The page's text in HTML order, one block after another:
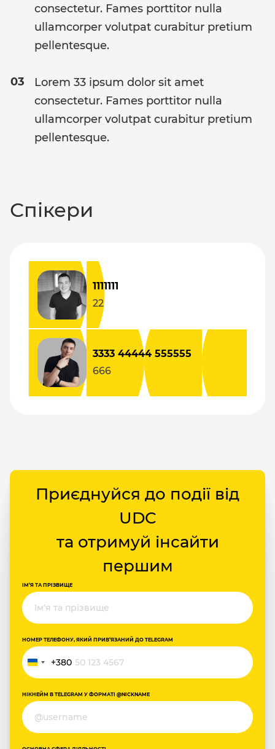
consectetur. Fames porttitor nulla
ullamcorper volutpat curabitur pretium
pellentesque.
Lorem 33 ipsum dolor sit amet
consectetur. Fames porttitor nulla
ullamcorper volutpat curabitur pretium
pellentesque.
Спікери
1111111
22
3333 44444 555555
666
Приєднуйся до події від
UDC
та отримуй інсайти
першим
ІМ‘Я ТА ПРІЗВИЩЕ
НОМЕР ТЕЛЕФОНУ, ЯКИЙ ПРИВ‘ЯЗАНИЙ ДО TELEGRAM
Україна
+380
+380
НІКНЕЙМ В TELEGRAM У ФОРМАТІ @NICKNAME